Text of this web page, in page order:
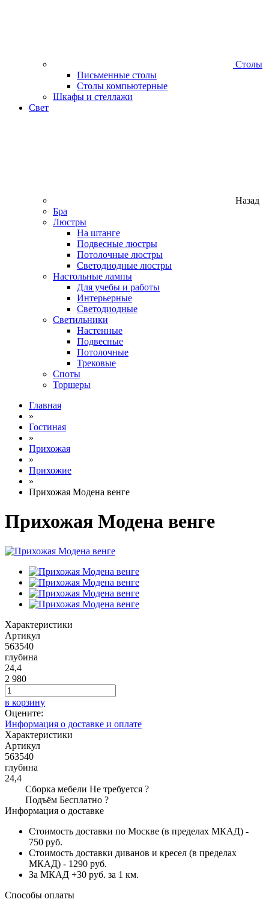
Столы
Письменные столы
Столы компьютерные
Шкафы и стеллажи
Свет
Назад
Бра
Люстры
На штанге
Подвесные люстры
Потолочные люстры
Светодиодные люстры
Настольные лампы
Для учебы и работы
Интерьерные
Светодиодные
Светильники
Настенные
Подвесные
Потолочные
Трековые
Споты
Торшеры
Главная
»
Гостиная
»
Прихожая
»
Прихожие
»
Прихожая Модена венге
Прихожая Модена венге
Характеристики
Артикул
563540
глубина
24,4
2 980
в корзину
Оцените:
Информация о доставке и оплате
Характеристики
Артикул
563540
глубина
24,4
Сборка мебели Не требуется ?
Подъём Бесплатно ?
Информация о доставке
Стоимость доставки по Москве (в пределах МКАД) -
750 руб.
Стоимость доставки диванов и кресел (в пределах
МКАД) - 1290 руб.
За МКАД +30 руб. за 1 км.
Способы оплаты